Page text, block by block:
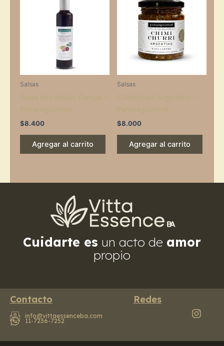
Salsas
$8.400
Agregar al carrito
Salsas
$8.000
Agregar al carrito
Cuidarte es un acto de amor
propio
Contacto
info@vittaessenceba.com
11-7236-7252
Redes